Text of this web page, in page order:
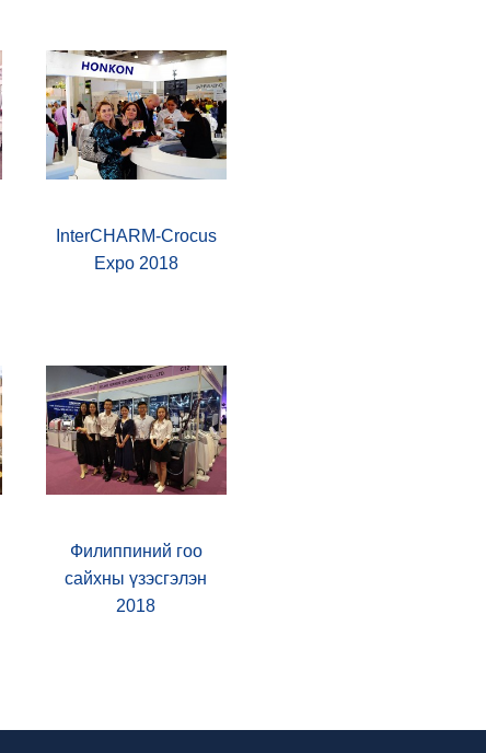
InterCHARM-Crocus
Expo 2018
Филиппиний гоо
сайхны үзэсгэлэн
2018